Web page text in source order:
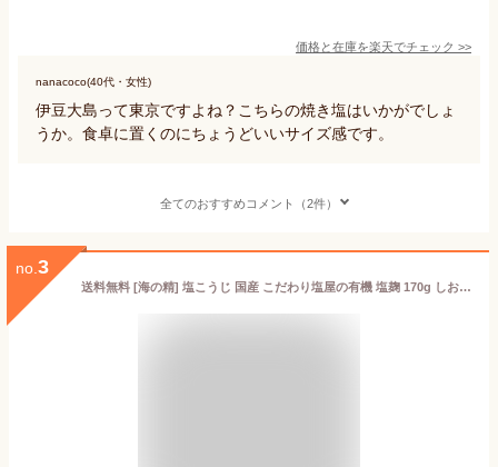
価格と在庫を楽天でチェック >>
nanacoco(40代・女性)
伊豆大島って東京ですよね？こちらの焼き塩はいかがでしょ
うか。食卓に置くのにちょうどいいサイズ感です。
全てのおすすめコメント（2件）
no. 3
送料無料 [海の精] 塩こうじ 国産 こだわり塩屋の有機 塩麹 170g しお 調味料 関東 東京都 東京 伊豆大島 漬物 漬け物 和食 洋食 中華 調理 料理 塩蔵 味噌 伝統 麹 漬け込み 万能調味料 素材 旨味